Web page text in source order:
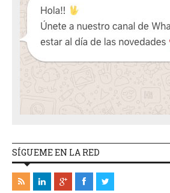
SÍGUEME EN LA RED